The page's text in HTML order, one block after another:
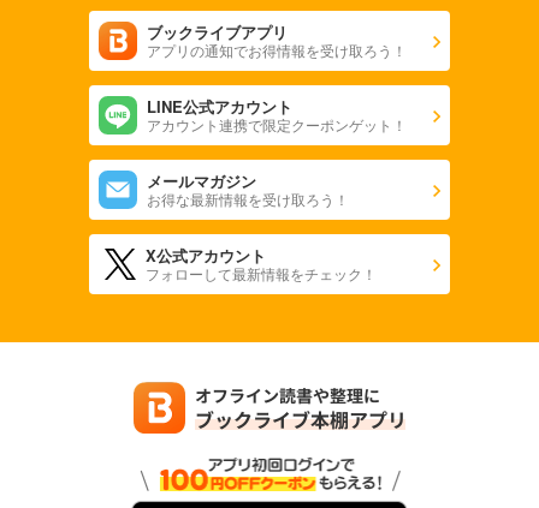
ブックライブアプリ
アプリの通知でお得情報を受け取ろう！
LINE公式アカウント
アカウント連携で限定クーポンゲット！
メールマガジン
お得な最新情報を受け取ろう！
X公式アカウント
フォローして最新情報をチェック！